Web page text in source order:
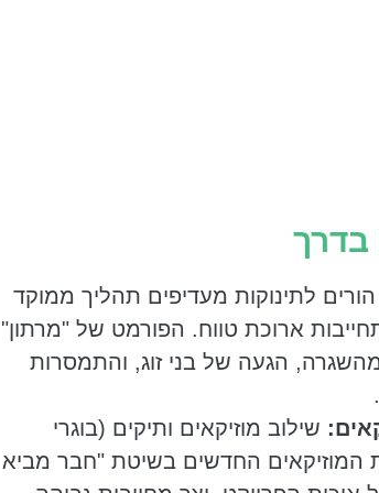
בדרך
הורים לתינוקות מעדיפים תהליך ממוקד
ארוכת טווח. הפורמט של "מרתון"
הגעה של בני זוג, והתמסרות
שילוב מוזיקאים ותיקים (בוגרי
המוזיקאים החדשים בשיטת "חבר מביא